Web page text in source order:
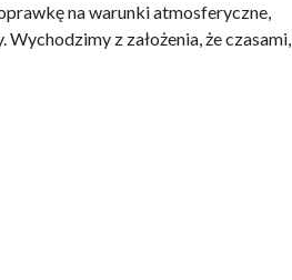
na warunki atmosferyczne,
z założenia, że czasami,